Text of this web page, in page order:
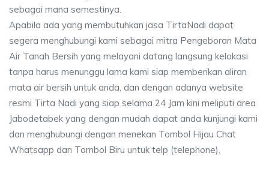
sebagai mana semestinya.
Apabila ada yang membutuhkan jasa TirtaNadi dapat
segera menghubungi kami sebagai mitra Pengeboran Mata
Air Tanah Bersih yang melayani datang langsung kelokasi
tanpa harus menunggu lama kami siap memberikan aliran
mata air bersih untuk anda, dan dengan adanya website
resmi Tirta Nadi yang siap selama 24 Jam kini meliputi area
Jabodetabek yang dengan mudah dapat anda kunjungi kami
dan menghubungi dengan menekan Tombol Hijau Chat
Whatsapp dan Tombol Biru untuk telp (telephone).